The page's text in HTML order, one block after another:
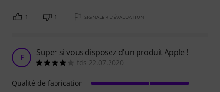
1 1 SIGNALER L'ÉVALUATION
F Super si vous disposez d'un produit Apple !
fds 22.07.2020
Qualité de fabrication